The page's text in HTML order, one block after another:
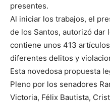
presentes.
Al iniciar los trabajos, el
de los Santos, autorizó dar
contiene unos 413
diferentes delitos y
Esta novedosa propuesta
Pleno por los senadores
Victoria, Félix Bautista,